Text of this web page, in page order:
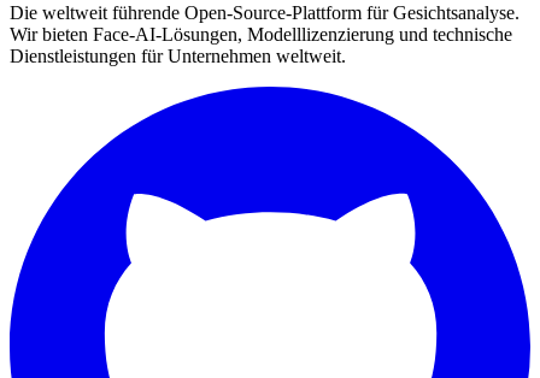
Die weltweit führende Open-Source-Plattform für Gesichtsanalyse.
Wir bieten Face-AI-Lösungen, Modelllizenzierung und technische
Dienstleistungen für Unternehmen weltweit.